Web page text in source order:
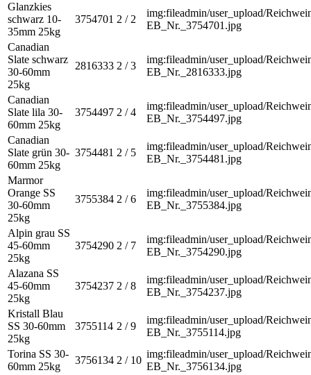
Glanzkies
schwarz 10-
35mm 25kg
3754701 2 / 2
img:fileadmin/user_upload/
EB_Nr._3754701.jpg
Canadian
Slate schwarz
30-60mm
25kg
2816333 2 / 3
img:fileadmin/user_upload/
EB_Nr._2816333.jpg
Canadian
Slate lila 30-
60mm 25kg
3754497 2 / 4
img:fileadmin/user_upload/
EB_Nr._3754497.jpg
Canadian
Slate grün 30-
60mm 25kg
3754481 2 / 5
img:fileadmin/user_upload/
EB_Nr._3754481.jpg
Marmor
Orange SS
30-60mm
25kg
3755384 2 / 6
img:fileadmin/user_upload/
EB_Nr._3755384.jpg
Alpin grau SS
45-60mm
25kg
3754290 2 / 7
img:fileadmin/user_upload/
EB_Nr._3754290.jpg
Alazana SS
45-60mm
25kg
3754237 2 / 8
img:fileadmin/user_upload/
EB_Nr._3754237.jpg
Kristall Blau
SS 30-60mm
25kg
3755114 2 / 9
img:fileadmin/user_upload/
EB_Nr._3755114.jpg
Torina SS 30-
60mm 25kg
3756134 2 / 10
img:fileadmin/user_upload/
EB_Nr._3756134.jpg